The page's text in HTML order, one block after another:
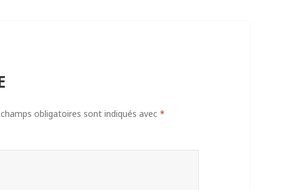
obligatoires sont indiqués avec*